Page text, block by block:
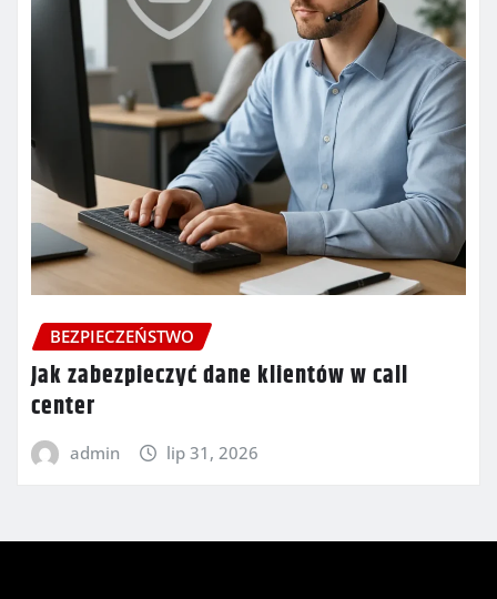
BEZPIECZEŃSTWO
Jak zabezpieczyć dane klientów w call
center
admin lip 31, 2026